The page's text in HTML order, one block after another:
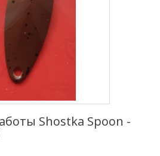
Shostka Spoon -